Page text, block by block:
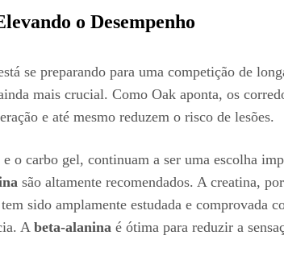
o Desempenho
se preparando para uma competição de
mais crucial. Como Oak aponta, os
e até mesmo reduzem o risco de lesões.
o carbo gel, continuam a ser uma escolha
são altamente recomendados. A creatina,
sido amplamente estudada e comprovada
Abeta-alanina é ótima para reduzir a